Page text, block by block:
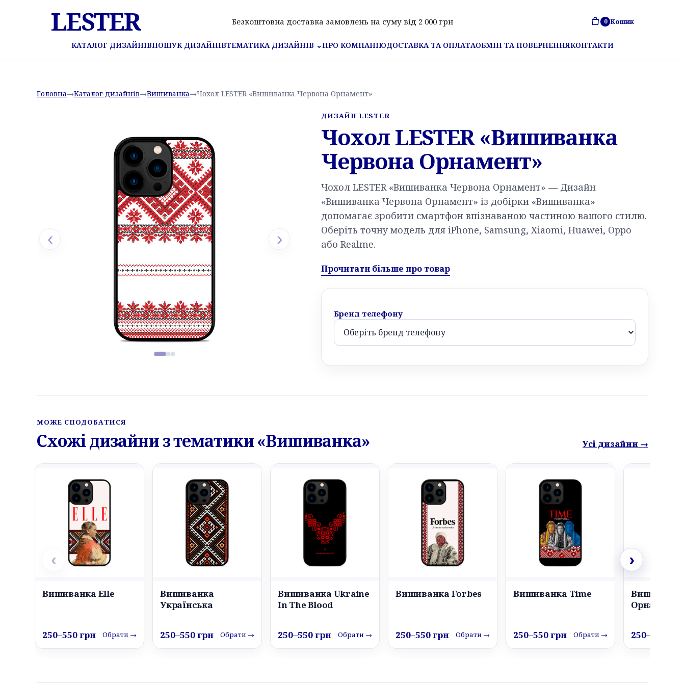
LESTER Безкоштовна доставка замовлень на суму від 2 000 грн 0 Кошик
КАТАЛОГ ДИЗАЙНІВПОШУК ДИЗАЙНІВТЕМАТИКА ДИЗАЙНІВ ⌄ПРО КОМПАНІЮДОСТАВКА ТА ОПЛАТАОБМІН ТА ПОВЕРНЕННЯКОНТАКТИ
Головна→Каталог дизайнів→Вишиванка→Чохол LESTER «Вишиванка Червона Орнамент»
‹ ›
ДИЗАЙН LESTER
Чохол LESTER «Вишиванка
Червона Орнамент»
Чохол LESTER «Вишиванка Червона Орнамент» — Дизайн
«Вишиванка Червона Орнамент» із добірки «Вишиванка»
допомагає зробити смартфон впізнаваною частиною вашого стилю.
Оберіть точну модель для iPhone, Samsung, Xiaomi, Huawei, Oppo
або Realme.
Прочитати більше про товар
Бренд телефону
МОЖЕ СПОДОБАТИСЯ
Схожі дизайни з тематики «Вишиванка» Усі дизайни →
‹
Вишиванка Elle
250–550 грн Обрати →
Вишиванка
Українська
250–550 грн Обрати →
Вишиванка Ukraine
In The Blood
250–550 грн Обрати →
Вишиванка Forbes
250–550 грн Обрати →
Вишиванка Time
250–550 грн Обрати →
Вишиванка
Орнамент
250–550 грн
›